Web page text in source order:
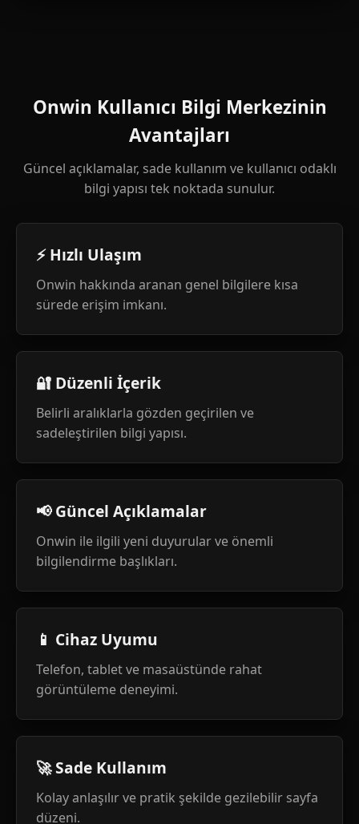
Onwin Kullanıcı Bilgi Merkezinin
Avantajları
Güncel açıklamalar, sade kullanım ve kullanıcı odaklı
bilgi yapısı tek noktada sunulur.
⚡ Hızlı Ulaşım
Onwin hakkında aranan genel bilgilere kısa
sürede erişim imkanı.
🔐 Düzenli İçerik
Belirli aralıklarla gözden geçirilen ve
sadeleştirilen bilgi yapısı.
📢 Güncel Açıklamalar
Onwin ile ilgili yeni duyurular ve önemli
bilgilendirme başlıkları.
📱 Cihaz Uyumu
Telefon, tablet ve masaüstünde rahat
görüntüleme deneyimi.
🚀 Sade Kullanım
Kolay anlaşılır ve pratik şekilde gezilebilir sayfa
düzeni.